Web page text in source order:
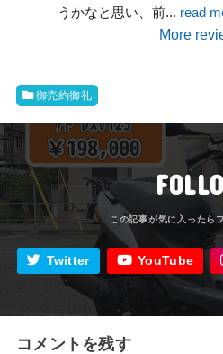
うかなと思い、前... read
More
御売約御礼
Twitter YouTube
コメントを残す